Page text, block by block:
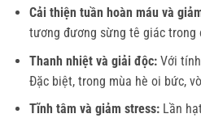
Cải thiện tuần hoàn máu và
tương đương sừng tê giác trong
Thanh nhiệt và giải độc:Với tính
Đặc biệt, trong mùa hè oi bức,
Tĩnh tâm và giảm stress:Lần